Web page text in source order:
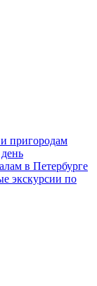
пригородам
в Петербурге
экскурсии по